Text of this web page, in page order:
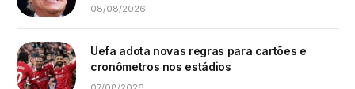
08/08/2026
Uefa adota novas regras para cartões e
cronômetros nos estádios